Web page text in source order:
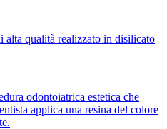
alta qualità realizzato in disilicato
odontoiatrica estetica che
applica una resina del colore